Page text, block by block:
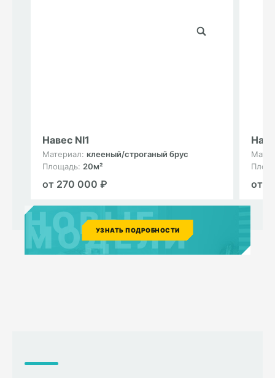
Навес Nl1
Материал: клееный/строганый брус
Площадь: 20м²
от 270 000 ₽ от 1
НОВЫЕ
МОДЕЛИ
УЗНАТЬ ПОДРОБНОСТИ